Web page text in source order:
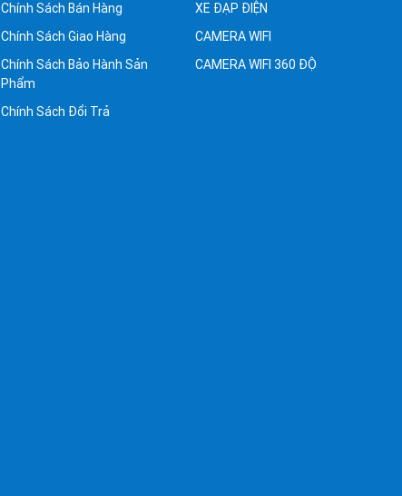
Chính Sách Bán Hàng
Chính Sách Giao Hàng
Chính Sách Bảo Hành Sản
Phẩm
Chính Sách Đổi Trả
XE ĐẠP ĐIỆN
CAMERA WIFI
CAMERA WIFI 360 ĐỘ